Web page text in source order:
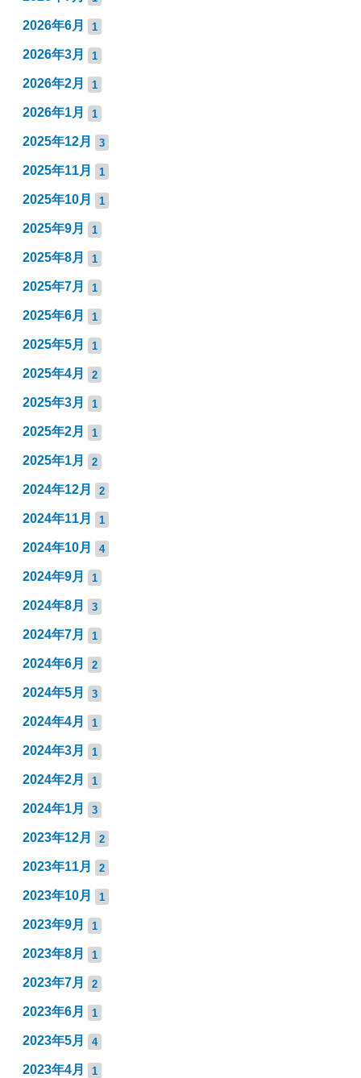
2026年6月 1
2026年3月 1
2026年2月 1
2026年1月 1
2025年12月 3
2025年11月 1
2025年10月 1
2025年9月 1
2025年8月 1
2025年7月 1
2025年6月 1
2025年5月 1
2025年4月 2
2025年3月 1
2025年2月 1
2025年1月 2
2024年12月 2
2024年11月 1
2024年10月 4
2024年9月 1
2024年8月 3
2024年7月 1
2024年6月 2
2024年5月 3
2024年4月 1
2024年3月 1
2024年2月 1
2024年1月 3
2023年12月 2
2023年11月 2
2023年10月 1
2023年9月 1
2023年8月 1
2023年7月 2
2023年6月 1
2023年5月 4
2023年4月 1